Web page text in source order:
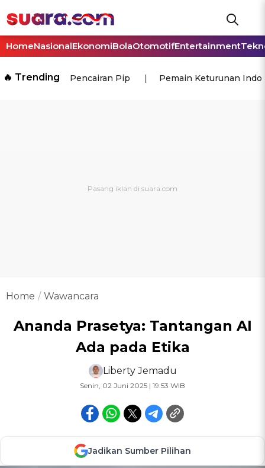
HomeNasionalEkonomiBolaOtomotifEntertainment
🔥 Trending Pencairan Pip Pemain Keturunan
Home Wawancara
Ananda Prasetya: Tantangan AI
Ada pada Etika
Liberty Jemadu
Senin, 02 Juni 2025 | 19:53 WIB
Jadikan Sumber Pilihan